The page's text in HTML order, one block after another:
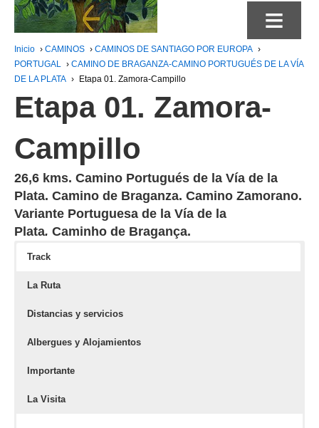
≡
Inicio › CAMINOS › CAMINOS DE SANTIAGO POR EUROPA ›
PORTUGAL › CAMINO DE BRAGANZA-CAMINO PORTUGUÉS DE LA VÍA
DE LA PLATA › Etapa 01. Zamora-Campillo
Etapa 01. Zamora-
Campillo
26,6 kms. Camino Portugués de la Vía de la
Plata. Camino de Braganza. Camino Zamorano.
Variante Portuguesa de la Vía de la
Plata. Caminho de Bragança.
Track
La Ruta
Distancias y servicios
Albergues y Alojamientos
Importante
La Visita